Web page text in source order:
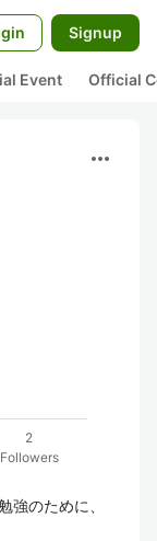
Signup
Event Official
more_horiz
2
Followers
強のために、